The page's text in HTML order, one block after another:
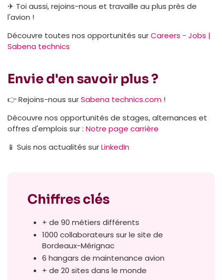
✈ Toi aussi, rejoins-nous et travaille au plus près de
l'avion !
Découvre toutes nos opportunités surCareers - Jobs |
Sabena technics
Envie d'en savoir plus ?
👉 Rejoins-nous surSabena technics.com !
Découvre nos opportunités de stages, alternances et
offres d'emplois sur : Notre page carrière
📱 Suis nos actualités surLinkedIn
Chiffres clés
+ de 90 métiers différents
1000 collaborateurs sur le site de
Bordeaux-Mérignac
6 hangars de maintenance avion
+ de 20 sites dans le monde